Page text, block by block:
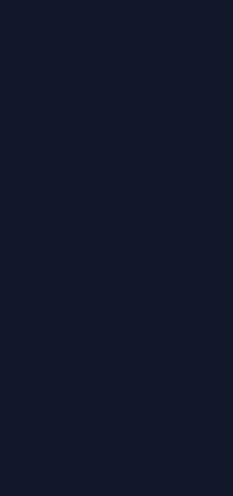
www/wp-